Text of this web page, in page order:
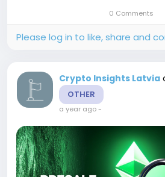
0 Comments
Please log in to like, share and
Crypto Insights Latvia
OTHER
a year ago-